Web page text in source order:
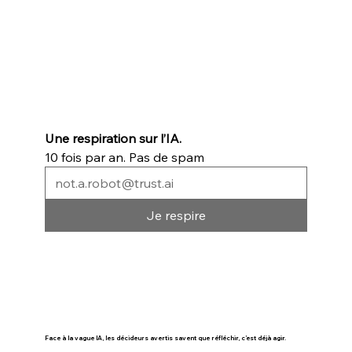
10 fois par an. Pas de spam
Je respire
Face à la vague IA, les décideurs avertis savent que réfléchir, c’est déjà agir.